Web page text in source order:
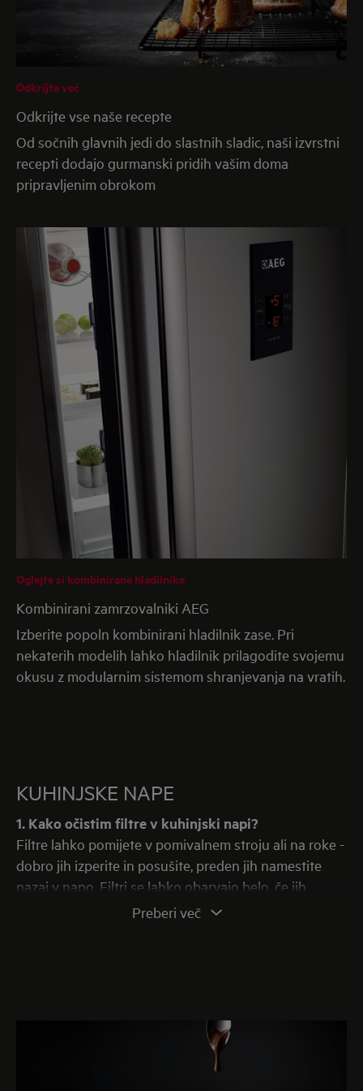
7. Kje lahko najdem navodila za uporabo
hladilnika/zamrzovalnika?
Če imate pri roki številko modela in izdelka, lahko
preprosto prenesete nova navodila za uporabo
Odkrijte več
Odkrijte vse naše recepte
Od sočnih glavnih jedi do slastnih sladic, naši izvrstni
recepti dodajo gurmanski pridih vašim doma
pripravljenim obrokom
Oglejte si kombinirane hladilnike
Kombinirani zamrzovalniki AEG
Izberite popoln kombinirani hladilnik zase. Pri
nekaterih modelih lahko hladilnik prilagodite svojemu
okusu z modularnim sistemom shranjevanja na vratih.
KUHINJSKE NAPE
1. Kako očistim filtre v kuhinjski napi?
Filtre lahko pomijete v pomivalnem stroju ali na roke -
dobro jih izperite in posušite, preden jih namestite
nazaj v napo. Filtri se lahko obarvajo belo, če jih
pomivate v pomivalnem stroju.
ali poseben model - za več informacij se obrnite na
Preberi več